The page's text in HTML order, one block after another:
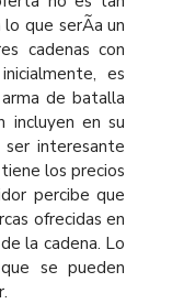
que serÃ­a un
cadenas con
es
de batalla
incluyen en su
interesante
los precios
percibe que
ofrecidas en
la cadena. Lo
se pueden